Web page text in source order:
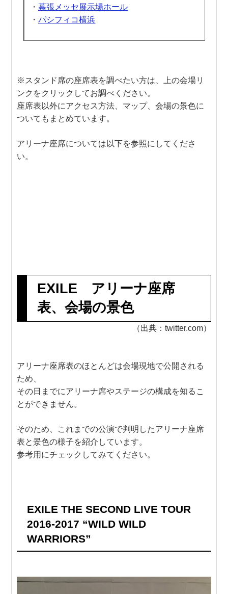
・幕張メッセ展示場ホール
・パシフィコ横浜
※スタンド席の座席表を調べたい方は、上の会場リ
ンクをクリックしてお調べください。
座席表以外にアクセス方法、マップ、会場の景色に
ついてもまとめています。
アリーナ座席については以下を参照にしてくださ
い。
EXILE アリーナ座席
表、会場の景色
（出典：twitter.com）
アリーナ座席表のほとんどは会場現地で公開される
ため、
その日までにアリーナ席やステージの構成を知るこ
とができません。
そのため、これまでの公演で判明したアリーナ座席
表と景色の様子を紹介しています。
参考用にチェックしてみてください。
EXILE THE SECOND LIVE TOUR
2016-2017 “WILD WILD
WARRIORS”